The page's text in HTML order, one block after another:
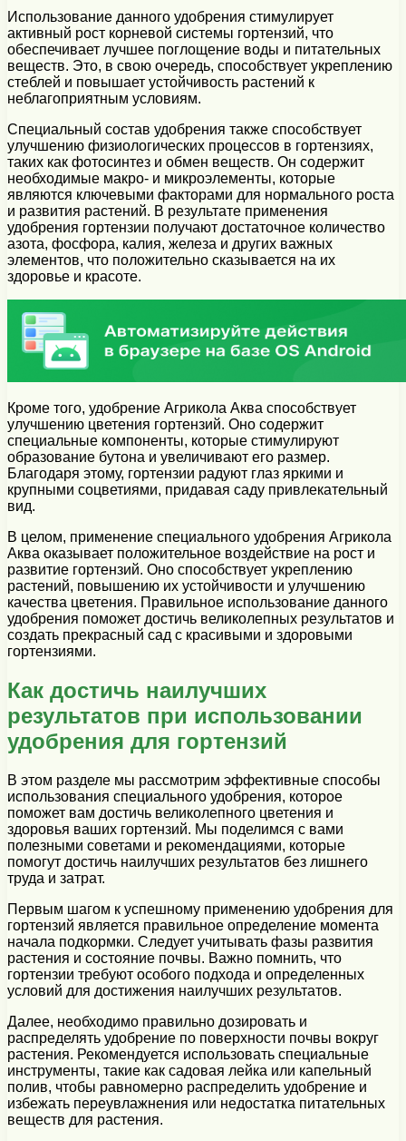
Использование данного удобрения стимулирует
активный рост корневой системы гортензий, что
обеспечивает лучшее поглощение воды и питательных
веществ. Это, в свою очередь, способствует укреплению
стеблей и повышает устойчивость растений к
неблагоприятным условиям.
Специальный состав удобрения также способствует
улучшению физиологических процессов в гортензиях,
таких как фотосинтез и обмен веществ. Он содержит
необходимые макро- и микроэлементы, которые
являются ключевыми факторами для нормального роста
и развития растений. В результате применения
удобрения гортензии получают достаточное количество
азота, фосфора, калия, железа и других важных
элементов, что положительно сказывается на их
здоровье и красоте.
Кроме того, удобрение Агрикола Аква способствует
улучшению цветения гортензий. Оно содержит
специальные компоненты, которые стимулируют
образование бутона и увеличивают его размер.
Благодаря этому, гортензии радуют глаз яркими и
крупными соцветиями, придавая саду привлекательный
вид.
В целом, применение специального удобрения Агрикола
Аква оказывает положительное воздействие на рост и
развитие гортензий. Оно способствует укреплению
растений, повышению их устойчивости и улучшению
качества цветения. Правильное использование данного
удобрения поможет достичь великолепных результатов и
создать прекрасный сад с красивыми и здоровыми
гортензиями.
Как достичь наилучших
результатов при использовании
удобрения для гортензий
В этом разделе мы рассмотрим эффективные способы
использования специального удобрения, которое
поможет вам достичь великолепного цветения и
здоровья ваших гортензий. Мы поделимся с вами
полезными советами и рекомендациями, которые
помогут достичь наилучших результатов без лишнего
труда и затрат.
Первым шагом к успешному применению удобрения для
гортензий является правильное определение момента
начала подкормки. Следует учитывать фазы развития
растения и состояние почвы. Важно помнить, что
гортензии требуют особого подхода и определенных
условий для достижения наилучших результатов.
Далее, необходимо правильно дозировать и
распределять удобрение по поверхности почвы вокруг
растения. Рекомендуется использовать специальные
инструменты, такие как садовая лейка или капельный
полив, чтобы равномерно распределить удобрение и
избежать переувлажнения или недостатка питательных
веществ для растения.